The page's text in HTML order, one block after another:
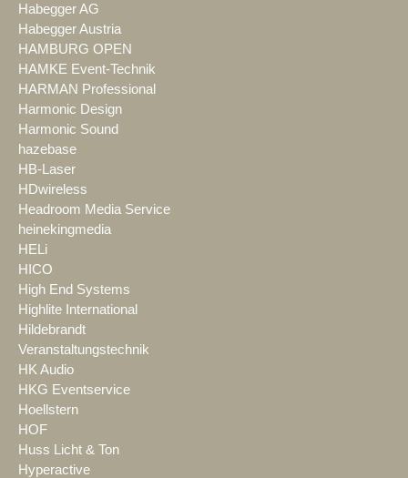
Habegger AG
Habegger Austria
HAMBURG OPEN
HAMKE Event-Technik
HARMAN Professional
Harmonic Design
Harmonic Sound
hazebase
HB-Laser
HDwireless
Headroom Media Service
heinekingmedia
HELi
HICO
High End Systems
Highlite International
Hildebrandt
Veranstaltungstechnik
HK Audio
HKG Eventservice
Hoellstern
HOF
Huss Licht & Ton
Hyperactive